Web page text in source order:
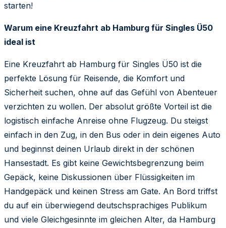
starten!
Warum eine Kreuzfahrt ab Hamburg für Singles Ü50
ideal ist
Eine Kreuzfahrt ab Hamburg für Singles Ü50 ist die
perfekte Lösung für Reisende, die Komfort und
Sicherheit suchen, ohne auf das Gefühl von Abenteuer
verzichten zu wollen. Der absolut größte Vorteil ist die
logistisch einfache Anreise ohne Flugzeug. Du steigst
einfach in den Zug, in den Bus oder in dein eigenes Auto
und beginnst deinen Urlaub direkt in der schönen
Hansestadt. Es gibt keine Gewichtsbegrenzung beim
Gepäck, keine Diskussionen über Flüssigkeiten im
Handgepäck und keinen Stress am Gate. An Bord triffst
du auf ein überwiegend deutschsprachiges Publikum
und viele Gleichgesinnte im gleichen Alter, da Hamburg